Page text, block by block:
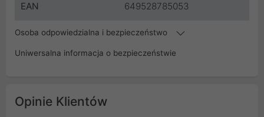
EAN 649528785053
Osoba odpowiedzialna i bezpieczeństwo
Uniwersalna informacja o bezpieczeństwie
Opinie Klientów